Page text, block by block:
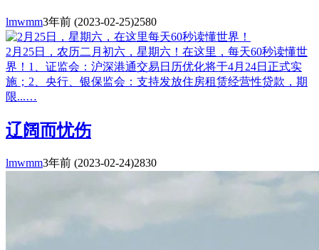
lmwmm3年前 (2023-02-25)2580
2月25日，农历二月初六，星期六！在这里，每天60秒读懂世
界！1、证监会：沪深港通交易日历优化将于4月24日正式实
施；2、央行、银保监会：支持发放住房租赁经营性贷款，期
限...…
辽阔而忧伤
lmwmm3年前 (2023-02-24)2830